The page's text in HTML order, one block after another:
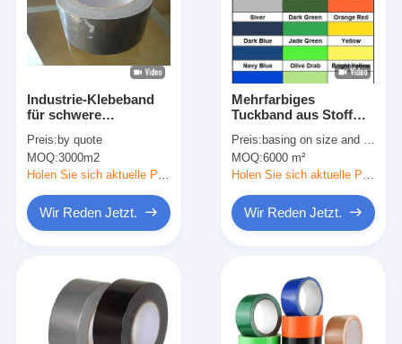
Über uns
Fabrik-Ausflug
Klebendes Isolierungs-Band
Glasgewebe-Isolierungs-Band
Hitzebeständiges Isolierungs-Band
Glasgewebe-Klebstreifen
Industrie-Klebeband
für schwere
Abdichtung und
Oberflächenreparatur
Preis: by quote
MOQ:3000m2
Holen Sie sich aktuelle Preis
Wir Reden Jetzt.
Mehrfarbiges
Tuckband aus Stoff
leicht zu reißen
Preis: basing on size and quantity
MOQ:6000 m²
Holen Sie sich aktuelle Preis
Wir Reden Jetzt.